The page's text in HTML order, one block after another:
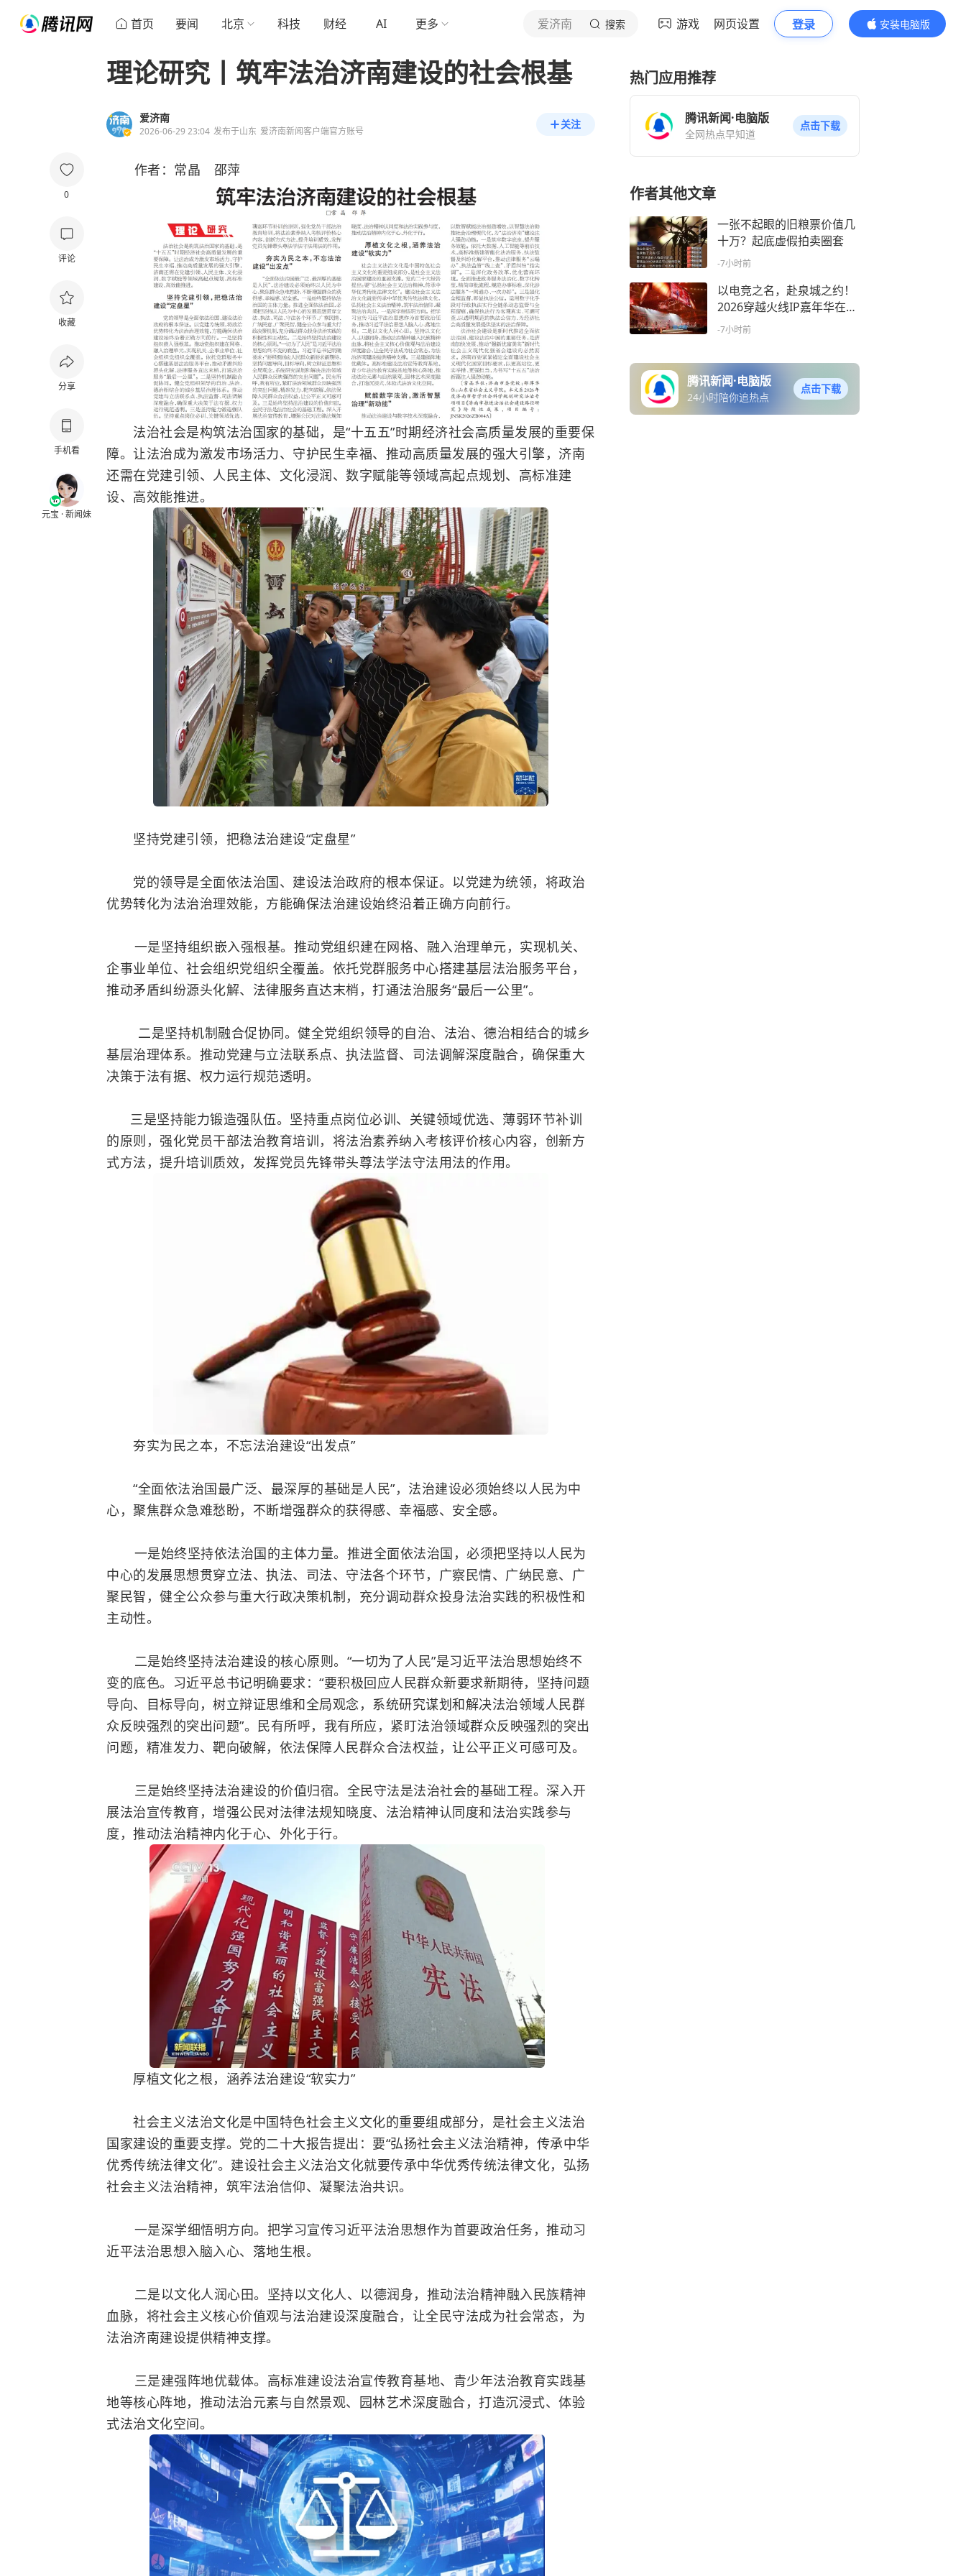
首页 要闻 北京 科技 财经 AI 更多 爱济南 搜索 游戏 网页设置 登录
安装电脑版
内容更精彩
0
评论
收藏
分享
手机看
元宝 · 新闻妹
理论研究丨筑牢法治济南建设的社会根基
爱济南
2026-06-29 23:04 发布于山东 爱济南新闻客户端官方账号
关注
作者：常晶 邵萍
法治社会是构筑法治国家的基础，是“十五五”时期经济社会高质量发展的重要保
障。让法治成为激发市场活力、守护民生幸福、推动高质量发展的强大引擎，济南
还需在党建引领、人民主体、文化浸润、数字赋能等领域高起点规划、高标准建
设、高效能推进。
坚持党建引领，把稳法治建设“定盘星”
党的领导是全面依法治国、建设法治政府的根本保证。以党建为统领，将政治
优势转化为法治治理效能，方能确保法治建设始终沿着正确方向前行。
一是坚持组织嵌入强根基。推动党组织建在网格、融入治理单元，实现机关、
企事业单位、社会组织党组织全覆盖。依托党群服务中心搭建基层法治服务平台，
推动矛盾纠纷源头化解、法律服务直达末梢，打通法治服务“最后一公里”。
二是坚持机制融合促协同。健全党组织领导的自治、法治、德治相结合的城乡
基层治理体系。推动党建与立法联系点、执法监督、司法调解深度融合，确保重大
决策于法有据、权力运行规范透明。
三是坚持能力锻造强队伍。坚持重点岗位必训、关键领域优选、薄弱环节补训
的原则，强化党员干部法治教育培训，将法治素养纳入考核评价核心内容，创新方
式方法，提升培训质效，发挥党员先锋带头尊法学法守法用法的作用。
夯实为民之本，不忘法治建设“出发点”
“全面依法治国最广泛、最深厚的基础是人民”，法治建设必须始终以人民为中
心，聚焦群众急难愁盼，不断增强群众的获得感、幸福感、安全感。
一是始终坚持依法治国的主体力量。推进全面依法治国，必须把坚持以人民为
中心的发展思想贯穿立法、执法、司法、守法各个环节，广察民情、广纳民意、广
聚民智，健全公众参与重大行政决策机制，充分调动群众投身法治实践的积极性和
主动性。
二是始终坚持法治建设的核心原则。“一切为了人民”是习近平法治思想始终不
变的底色。习近平总书记明确要求：“要积极回应人民群众新要求新期待，坚持问题
导向、目标导向，树立辩证思维和全局观念，系统研究谋划和解决法治领域人民群
众反映强烈的突出问题”。民有所呼，我有所应，紧盯法治领域群众反映强烈的突出
问题，精准发力、靶向破解，依法保障人民群众合法权益，让公平正义可感可及。
三是始终坚持法治建设的价值归宿。全民守法是法治社会的基础工程。深入开
展法治宣传教育，增强公民对法律法规知晓度、法治精神认同度和法治实践参与
度，推动法治精神内化于心、外化于行。
厚植文化之根，涵养法治建设“软实力”
社会主义法治文化是中国特色社会主义文化的重要组成部分，是社会主义法治
国家建设的重要支撑。党的二十大报告提出：要“弘扬社会主义法治精神，传承中华
优秀传统法律文化”。建设社会主义法治文化就要传承中华优秀传统法律文化，弘扬
社会主义法治精神，筑牢法治信仰、凝聚法治共识。
一是深学细悟明方向。把学习宣传习近平法治思想作为首要政治任务，推动习
近平法治思想入脑入心、落地生根。
二是以文化人润心田。坚持以文化人、以德润身，推动法治精神融入民族精神
血脉，将社会主义核心价值观与法治建设深度融合，让全民守法成为社会常态，为
法治济南建设提供精神支撑。
三是建强阵地优载体。高标准建设法治宣传教育基地、青少年法治教育实践基
地等核心阵地，推动法治元素与自然景观、园林艺术深度融合，打造沉浸式、体验
式法治文化空间。
热门应用推荐
腾讯新闻·电脑版
全网热点早知道
点击下载
作者其他文章
一张不起眼的旧粮票价值几
十万？起底虚假拍卖圈套
-7小时前
以电竞之名，赴泉城之约！
2026穿越火线IP嘉年华在济
南启幕
-7小时前
腾讯新闻·电脑版
24小时陪你追热点
点击下载